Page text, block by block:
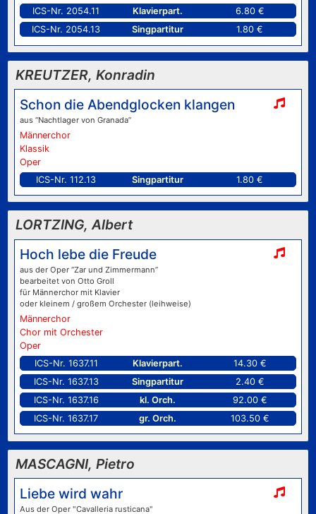
ICS-Nr. 2054.11
Klavierpart.
6.80 €
ICS-Nr. 2054.13
Singpartitur 1.80 €
KREUTZER, Konradin
Schon die Abendglocken klangen
aus “Nachtlager von Granada”
Männerchor
Klassik
Oper
ICS-Nr. 112.13
Singpartitur 1.80 €
LORTZING, Albert
Hoch lebe die Freude
aus der Oper “Zar und Zimmermann”
bearbeitet von Otto Groll
für Männerchor mit Klavier
oder kleinem / großem Orchester (leihweise)
Männerchor
Chor mit Orchester
Oper
ICS-Nr. 1637.11
Klavierpart.
14.30 €
ICS-Nr. 1637.13
Singpartitur
2.40 €
ICS-Nr. 1637.16
kl. Orch.
92.00 €
ICS-Nr. 1637.17
gr. Orch. 103.50 €
MASCAGNI, Pietro
Liebe wird wahr
Aus der Oper "Cavalleria rusticana"